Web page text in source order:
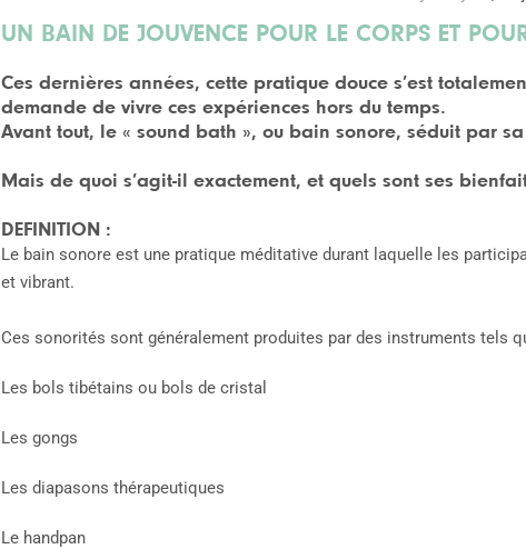
UN BAIN DE JOUVENCE POUR LE CORPS ET
Ces dernières années, cette pratique douce s’est
demande de vivre ces expériences hors du temps.
Avant tout, le « sound bath », ou bain sonore, séduit par
Mais de quoi s’agit-il exactement, et quels sont ses
DEFINITION :
Le bain sonore est une pratique méditative durant laquelle les
et vibrant.
Ces sonorités sont généralement produites par des instruments tels
Les bols tibétains ou bols de cristal
Les gongs
Les diapasons thérapeutiques
Le handpan